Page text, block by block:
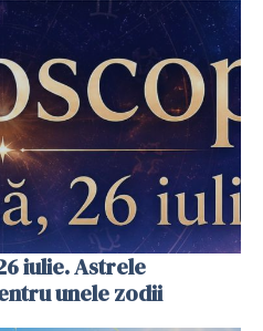
iulie. Astrele
unele zodii